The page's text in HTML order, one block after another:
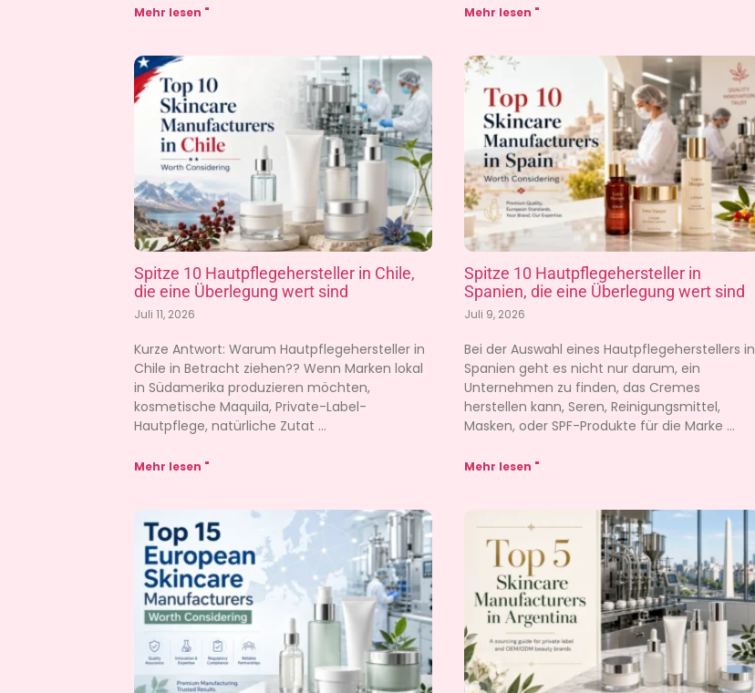
Mehr lesen " Mehr lesen "
Spitze 10 Hautpflegehersteller in Chile,
die eine Überlegung wert sind
Juli 11, 2026
Kurze Antwort: Warum Hautpflegehersteller in
Chile in Betracht ziehen?? Wenn Marken lokal
in Südamerika produzieren möchten,
kosmetische Maquila, Private-Label-
Hautpflege, natürliche Zutat
Mehr lesen "
Spitze 10 Hautpflegehersteller in
Spanien, die eine Überlegung wert sind
Juli 9, 2026
Bei der Auswahl eines Hautpflegeherstellers in
Spanien geht es nicht nur darum, ein
Unternehmen zu finden, das Cremes
herstellen kann, Seren, Reinigungsmittel,
Masken, oder SPF-Produkte für die Marke
Mehr lesen "